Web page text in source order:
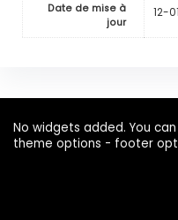
Date de mise à
jour
12-
No widgets added. You
theme options - footer